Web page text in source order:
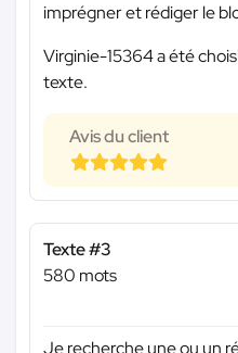
imprégner et rédiger le
Virginie-15364 a été
texte.
Avis du client
Texte #3
580 mots
Je recherche une ou un